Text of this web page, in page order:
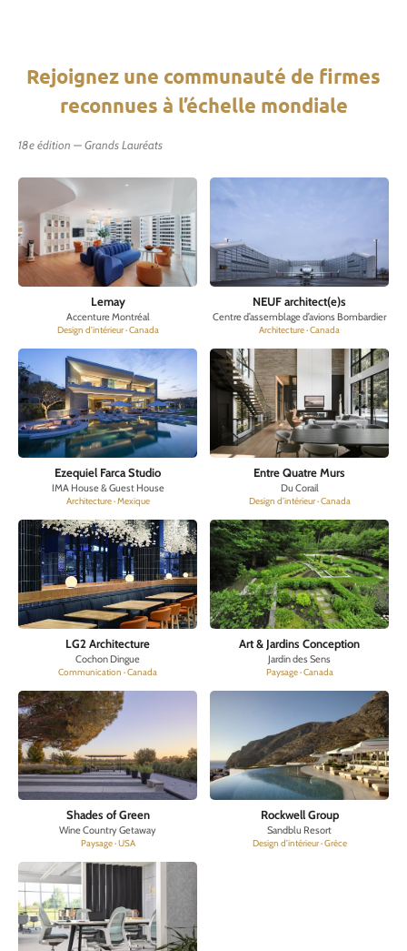
reconnues à l’échelle mondiale
Lemay
Accenture Montréal
Design d’intérieur · Canada
NEUF architect(e)s
Centre d’assemblage d’avions Bombardier
Architecture · Canada
Ezequiel Farca Studio
IMA House & Guest House
Architecture · Mexique
Entre Quatre Murs
Du Corail
Design d’intérieur · Canada
LG2 Architecture
Cochon Dingue
Communication · Canada
Art & Jardins Conception
Jardin des Sens
Paysage · Canada
Shades of Green
Wine Country Getaway
Paysage · USA
Rockwell Group
Sandblu Resort
Design d’intérieur · Grèce